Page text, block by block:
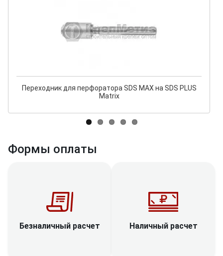
Переходник для перфоратора SDS MAX на SDS PLUS
Matrix
Формы оплаты
Безналичный расчет Наличный расчет